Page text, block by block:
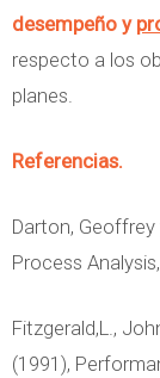
desempeño y
respecto a los
planes.
Referencias.
Darton,
Process
Fitzgerald,L.,
(1991),